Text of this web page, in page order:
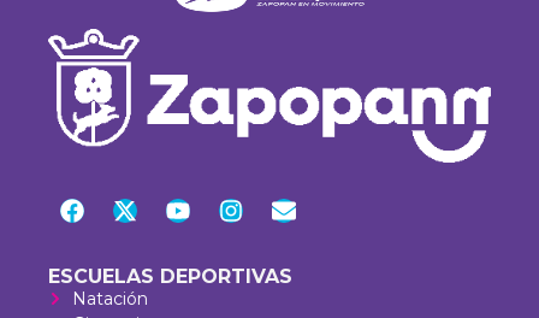
ESCUELAS DEPORTIVAS
Natación